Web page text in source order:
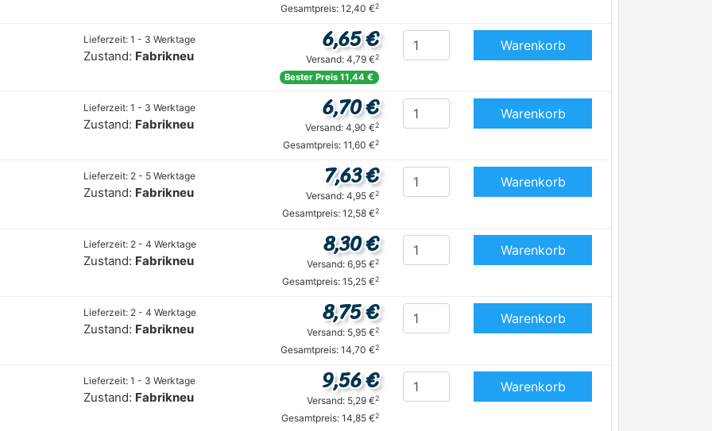
Gesamtpreis: 12,40 €2
Lieferzeit: 1 - 3 Werktage
Zustand: Fabrikneu
6,65 €
Versand: 4,79 €2
Bester Preis 11,44 €
Warenkorb
Lieferzeit: 1 - 3 Werktage
Zustand: Fabrikneu
6,70 €
Versand: 4,90 €2
Gesamtpreis: 11,60 €2
Warenkorb
Lieferzeit: 2 - 5 Werktage
Zustand: Fabrikneu
7,63 €
Versand: 4,95 €2
Gesamtpreis: 12,58 €2
Warenkorb
Lieferzeit: 2 - 4 Werktage
Zustand: Fabrikneu
8,30 €
Versand: 6,95 €2
Gesamtpreis: 15,25 €2
Warenkorb
Lieferzeit: 2 - 4 Werktage
Zustand: Fabrikneu
8,75 €
Versand: 5,95 €2
Gesamtpreis: 14,70 €2
Warenkorb
Lieferzeit: 1 - 3 Werktage
Zustand: Fabrikneu
9,56 €
Versand: 5,29 €2
Gesamtpreis: 14,85 €2
Warenkorb